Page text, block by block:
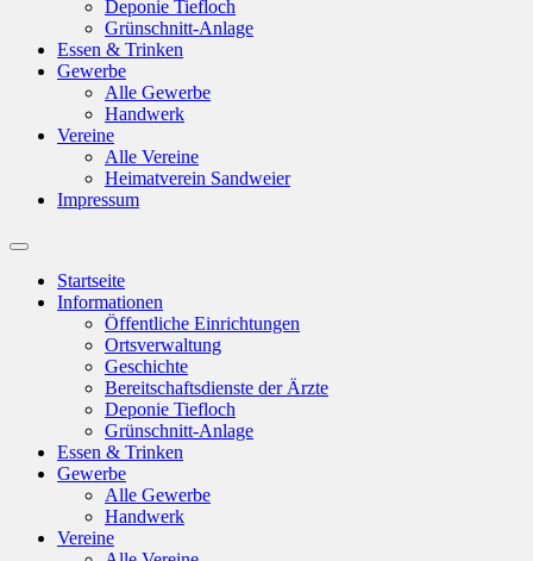
Deponie Tiefloch
Grünschnitt-Anlage
Essen & Trinken
Gewerbe
Alle Gewerbe
Handwerk
Vereine
Alle Vereine
Heimatverein Sandweier
Impressum
Suchfeld
ein-/ausblenden
Startseite
Informationen
Öffentliche Einrichtungen
Ortsverwaltung
Geschichte
Bereitschaftsdienste der Ärzte
Deponie Tiefloch
Grünschnitt-Anlage
Essen & Trinken
Gewerbe
Alle Gewerbe
Handwerk
Vereine